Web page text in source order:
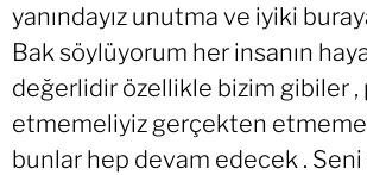
yanındayız unutma ve iyiki
Bak söylüyorum her insanın
değerlidir özellikle bizim gibiler ,
etmemeliyiz gerçekten
bunlar hep devam edecek . Seni